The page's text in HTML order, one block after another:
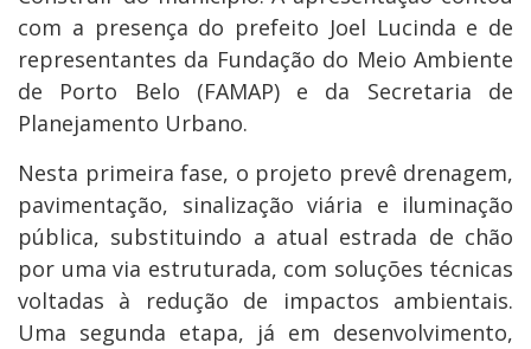
com a presença do prefeito Joel Lucinda e de
representantes da Fundação do Meio Ambiente
de Porto Belo (FAMAP) e da Secretaria de
Planejamento Urbano.
Nesta primeira fase, o projeto prevê drenagem,
pavimentação, sinalização viária e iluminação
pública, substituindo a atual estrada de chão
por uma via estruturada, com soluções técnicas
voltadas à redução de impactos ambientais.
Uma segunda etapa, já em desenvolvimento,